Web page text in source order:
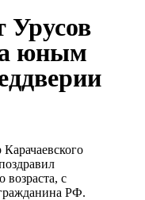
юным
возраста, с
РФ.